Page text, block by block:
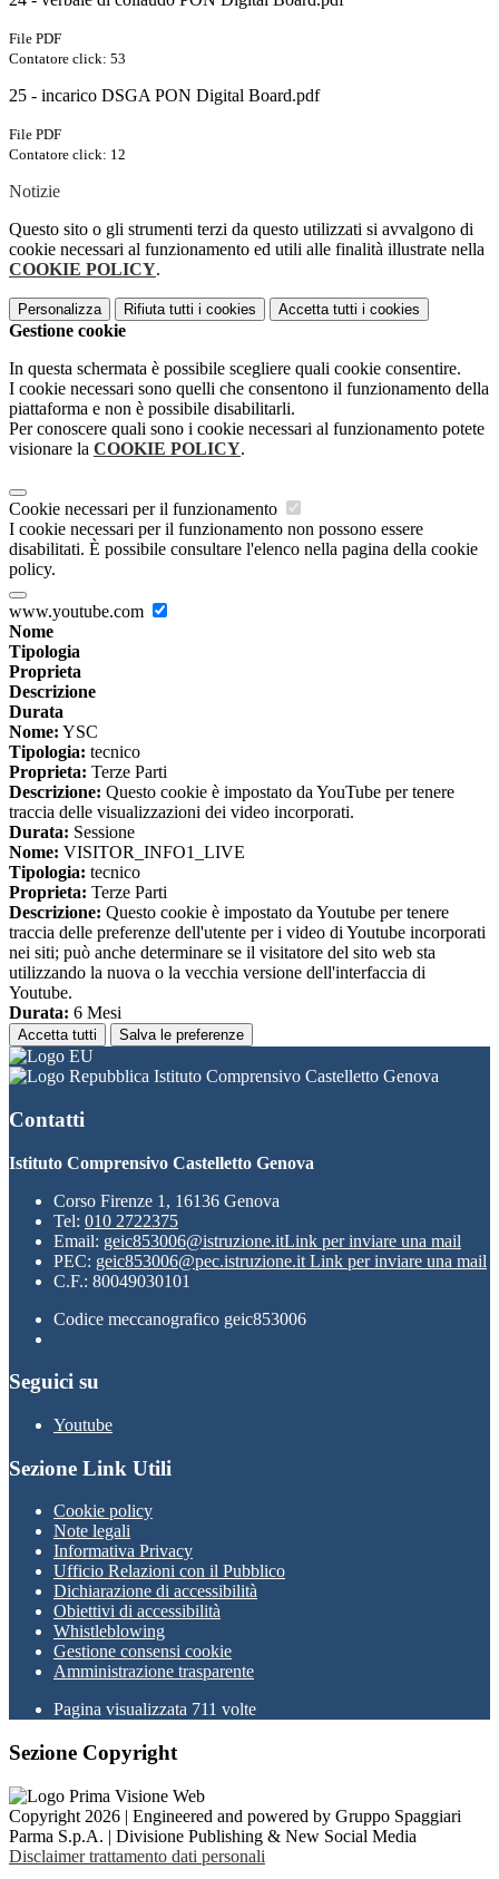
File PDF
Contatore click: 53
25 - incarico DSGA PON Digital Board.pdf
File PDF
Contatore click: 12
Notizie
Questo sito o gli strumenti terzi da questo utilizzati si avvalgono di
cookie necessari al funzionamento ed utili alle finalità illustrate nella
COOKIE POLICY.
Personalizza Rifiuta tutti i cookies Accetta tutti i cookies
Gestione cookie
In questa schermata è possibile scegliere quali cookie consentire.
I cookie necessari sono quelli che consentono il funzionamento della
piattaforma e non è possibile disabilitarli.
Per conoscere quali sono i cookie necessari al funzionamento potete
visionare la COOKIE POLICY.
Cookie necessari per il funzionamento
I cookie necessari per il funzionamento non possono essere
disabilitati. È possibile consultare l'elenco nella pagina della cookie
policy.
www.youtube.com
Nome
Tipologia
Proprieta
Descrizione
Durata
Nome: YSC
Tipologia: tecnico
Proprieta: Terze Parti
Descrizione: Questo cookie è impostato da YouTube per tenere
traccia delle visualizzazioni dei video incorporati.
Durata: Sessione
Nome: VISITOR_INFO1_LIVE
Tipologia: tecnico
Proprieta: Terze Parti
Descrizione: Questo cookie è impostato da Youtube per tenere
traccia delle preferenze dell'utente per i video di Youtube incorporati
nei siti; può anche determinare se il visitatore del sito web sta
utilizzando la nuova o la vecchia versione dell'interfaccia di
Youtube.
Durata: 6 Mesi
Accetta tutti Salva le preferenze
Istituto Comprensivo Castelletto Genova
Contatti
Istituto Comprensivo Castelletto Genova
Corso Firenze 1, 16136 Genova
Tel: 010 2722375
Email: geic853006@istruzione.itLink per inviare una mail
PEC: geic853006@pec.istruzione.it Link per inviare una mail
C.F.: 80049030101
Codice meccanografico geic853006
Seguici su
Youtube
Sezione Link Utili
Cookie policy
Note legali
Informativa Privacy
Ufficio Relazioni con il Pubblico
Dichiarazione di accessibilità
Obiettivi di accessibilità
Whistleblowing
Gestione consensi cookie
Amministrazione trasparente
Pagina visualizzata 711 volte
Sezione Copyright
Copyright 2026 | Engineered and powered by Gruppo Spaggiari
Parma S.p.A. | Divisione Publishing & New Social Media
Disclaimer trattamento dati personali